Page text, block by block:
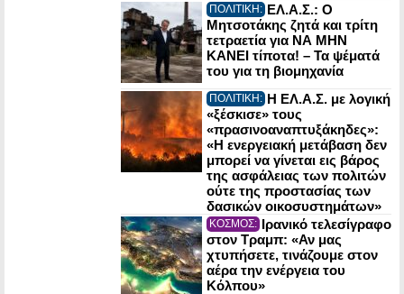
ΠΟΛΙΤΙΚΗ: ΕΛ.Α.Σ.: Ο
Μητσοτάκης ζητά και τρίτη
τετραετία για ΝΑ ΜΗΝ
ΚΑΝΕΙ τίποτα! – Τα ψέματά
του για τη βιομηχανία
ΠΟΛΙΤΙΚΗ: Η ΕΛ.Α.Σ. με λογική
«ξέσκισε» τους
«πρασινοαναπτυξάκηδες»:
«Η ενεργειακή μετάβαση δεν
μπορεί να γίνεται εις βάρος
της ασφάλειας των πολιτών
ούτε της προστασίας των
δασικών οικοσυστημάτων»
ΚΟΣΜΟΣ: Ιρανικό τελεσίγραφο
στον Τραμπ: «Αν μας
χτυπήσετε, τινάζουμε στον
αέρα την ενέργεια του
Κόλπου»